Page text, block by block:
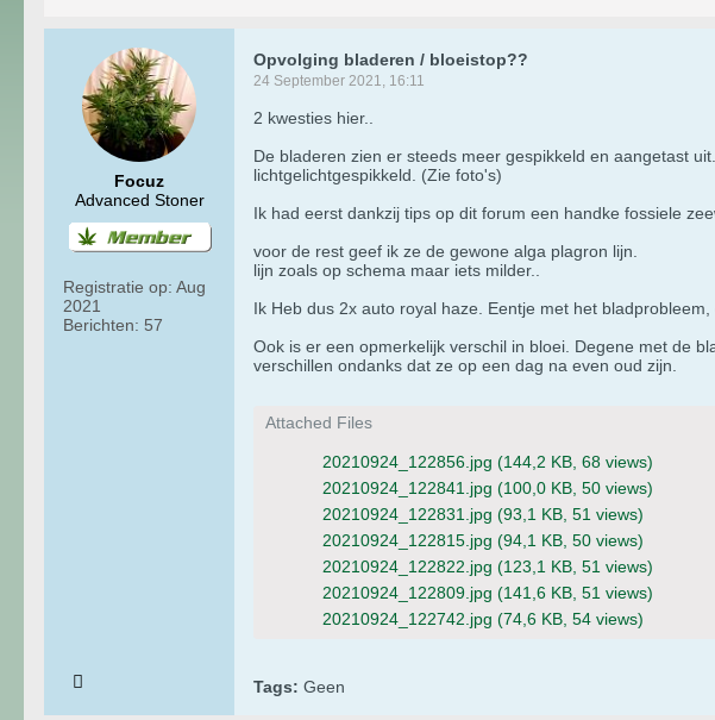
Focuz
Advanced Stoner
Registratie op: Aug
2021
Berichten: 57
Opvolging bladeren / bloeistop??
24 September 2021, 16:11
2 kwesties hier..
De bladeren zien er steeds meer gespikkeld en aangetast
lichtgelichtgespikkeld. (Zie foto's)
Ik had eerst dankzij tips op dit forum een handke fossiele
voor de rest geef ik ze de gewone alga plagron lijn.
lijn zoals op schema maar iets milder..
Ik Heb dus 2x auto royal haze. Eentje met het
Ook is er een opmerkelijk verschil in bloei. Degene met de
verschillen ondanks dat ze op een dag na even oud zijn.
Attached Files
20210924_122856.jpg (144,2 KB, 68 views)
20210924_122841.jpg (100,0 KB, 50 views)
20210924_122831.jpg (93,1 KB, 51 views)
20210924_122815.jpg (94,1 KB, 50 views)
20210924_122822.jpg (123,1 KB, 51 views)
20210924_122809.jpg (141,6 KB, 51 views)
20210924_122742.jpg (74,6 KB, 54 views)
Tags: Geen